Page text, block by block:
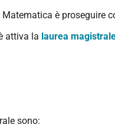
è proseguire
attiva la laurea
sono: